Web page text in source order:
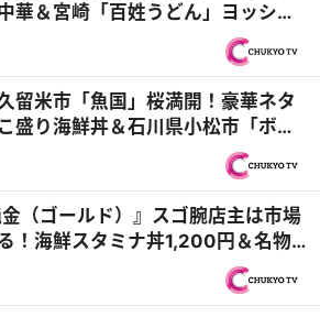
華＆宮崎「百姓うどん」ヨッシャ
タワーかき氷！『オモウマい店』
留米市「魚国」桜満開！豪華ネタ
盛り海鮮丼＆石川県小松市「ボブ
」35㎝⁉超ロングホットドッグ『オ
金（ゴールド）』スゴ腕店主は市場
！海鮮スタミナ丼1,200円＆名物